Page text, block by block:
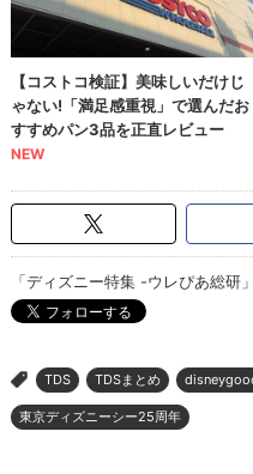
「ディズニー特集 -ウレぴあ総研
> TDS TDSまとめ
東京ディズニーシー25周年